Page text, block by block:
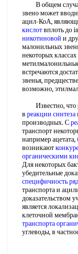
В общем случае,
звено может
ацил-КоА,
кислотвплоть до
никотиновой и
малонильных
некоторых классах
встречаются
звенья,
возможно,
Известно, что
в реакции синтеза
производных. С
транспорт
например ацетата,
возникают
органическими
Для некоторых
убедительные
специфичность
транспорта и
доказательством
является
клеточной
транспорта
углеводы, в